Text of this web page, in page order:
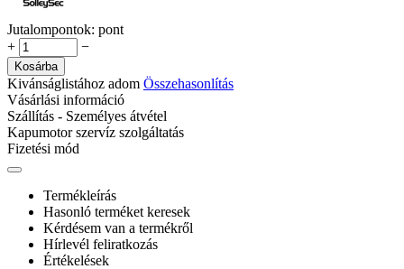
Jutalompontok: pont
+
−
Kosárba
Kivánságlistához adom Összehasonlítás
Vásárlási információ
Szállítás - Személyes átvétel
Kapumotor szervíz szolgáltatás
Fizetési mód
Termékleírás
Hasonló terméket keresek
Kérdésem van a termékről
Hírlevél feliratkozás
Értékelések